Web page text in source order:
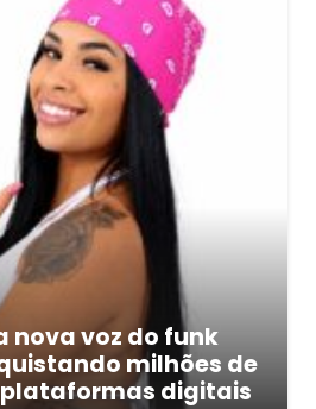
nova voz do funk
milhões de
digitais